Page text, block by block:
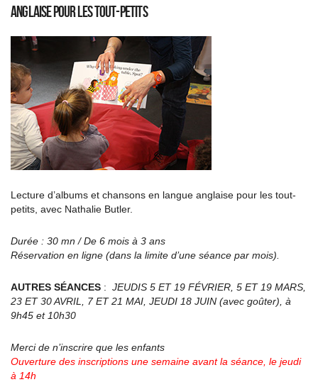
anglaise pour les tout-petits
Lecture d’albums et chansons en langue anglaise pour les tout-
petits, avec Nathalie Butler.
Durée : 30 mn / De 6 mois à 3 ans
Réservation en ligne (dans la limite d’une séance par mois).
AUTRES SÉANCES : JEUDIS 5 ET 19 FÉVRIER, 5 ET 19 MARS,
23 ET 30 AVRIL, 7 ET 21 MAI, JEUDI 18 JUIN (avec goûter), à
9h45 et 10h30
Merci de n’inscrire que les enfants
Ouverture des inscriptions une semaine avant la séance, le jeudi
à 14h